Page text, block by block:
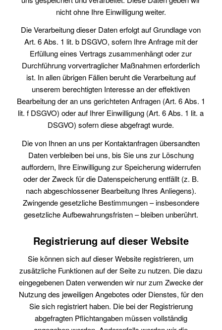
nicht ohne Ihre Einwilligung weiter.
Die Verarbeitung dieser Daten erfolgt auf Grundlage von
Art. 6 Abs. 1 lit. b DSGVO, sofern Ihre Anfrage mit der
Erfüllung eines Vertrags zusammenhängt oder zur
Durchführung vorvertraglicher Maßnahmen erforderlich
ist. In allen übrigen Fällen beruht die Verarbeitung auf
unserem berechtigten Interesse an der effektiven
Bearbeitung der an uns gerichteten Anfragen (Art. 6 Abs. 1
lit. f DSGVO) oder auf Ihrer Einwilligung (Art. 6 Abs. 1 lit. a
DSGVO) sofern diese abgefragt wurde.
Die von Ihnen an uns per Kontaktanfragen übersandten
Daten verbleiben bei uns, bis Sie uns zur Löschung
auffordern, Ihre Einwilligung zur Speicherung widerrufen
oder der Zweck für die Datenspeicherung entfällt (z. B.
nach abgeschlossener Bearbeitung Ihres Anliegens).
Zwingende gesetzliche Bestimmungen – insbesondere
gesetzliche Aufbewahrungsfristen – bleiben unberührt.
Registrierung auf dieser Website
Sie können sich auf dieser Website registrieren, um
zusätzliche Funktionen auf der Seite zu nutzen. Die dazu
eingegebenen Daten verwenden wir nur zum Zwecke der
Nutzung des jeweiligen Angebotes oder Dienstes, für den
Sie sich registriert haben. Die bei der Registrierung
abgefragten Pflichtangaben müssen vollständig